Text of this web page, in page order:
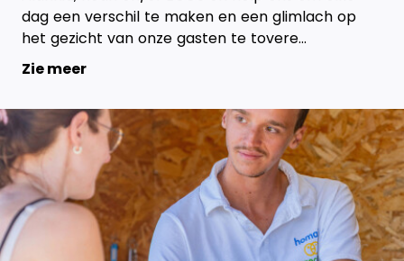
dag een verschil te maken en een glimlach op
het gezicht van onze gasten te tovere...
Zie meer